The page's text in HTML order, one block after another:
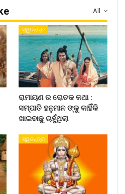
All
ସ୍ୱତନ୍ତ୍ର
ରାମାୟଣ ର ରୋଚକ କଥା :
ସମ୍ପାତି ହନୁମାନ ଙ୍କୁ କାହିଁକି
ଖାଇବାକୁ ଚାହୁଁଥିଲା
ସ୍ୱତନ୍ତ୍ର